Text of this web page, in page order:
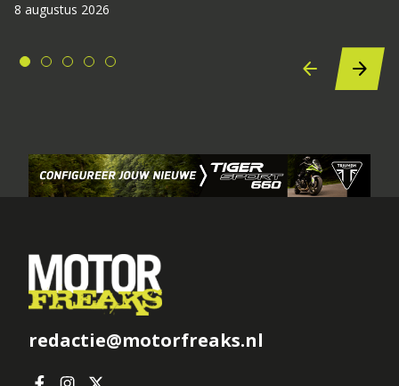
8 augustus 2026
redactie@motorfreaks.nl